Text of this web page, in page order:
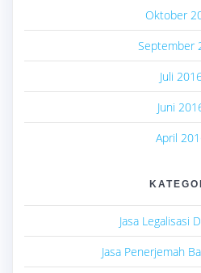
Oktober
September
Juli
Juni
April
Jasa Legalisasi
Jasa Penerjemah